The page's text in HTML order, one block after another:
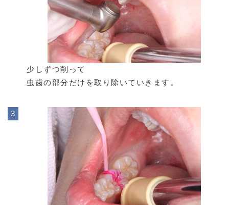
少しずつ削って
虫歯の部分だけを取り除いていきます。